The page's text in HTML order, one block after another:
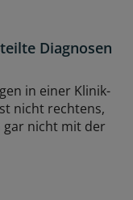
Diagnosen
in einer Klinik-
nicht rechtens,
gar nicht mit der